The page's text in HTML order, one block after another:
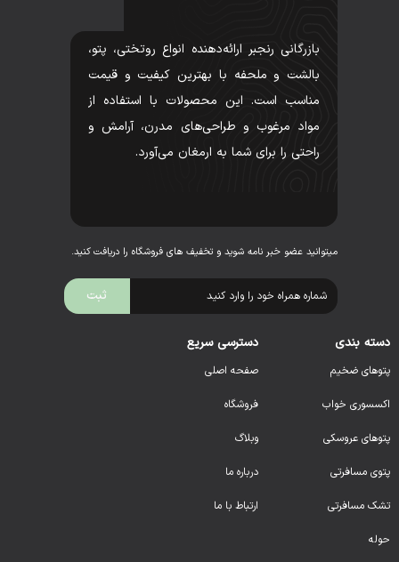
بازرگانی رنجبر ارائه‌دهنده انواع روتختی، پتو،
بالشت و ملحفه با بهترین کیفیت و قیمت
مناسب است. این محصولات با استفاده از
مواد مرغوب و طراحی‌های مدرن، آرامش و
راحتی را برای شما به ارمغان می‌آورد.
میتوانید عضو خبر نامه شوید و تخفیف های فروشگاه را دریافت کنید.
دسته بندی
پتوهای ضخیم
اکسسوری خواب
پتوهای عروسکی
پتوی مسافرتی
تشک مسافرتی
حوله
دسترسی سریع
صفحه اصلی
فروشگاه
وبلاگ
درباره ما
ارتباط با ما